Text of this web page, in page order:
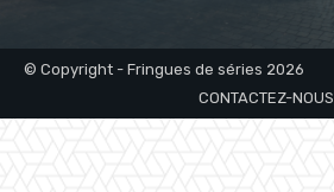
© Copyright - Fringues de séries 2026
CONTACTEZ-NOUS